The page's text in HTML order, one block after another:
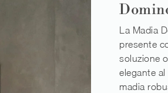
La Madia
presente
soluzione
elegante
madia